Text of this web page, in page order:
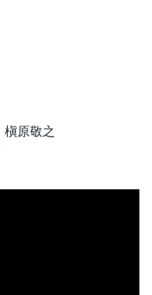
原敬之